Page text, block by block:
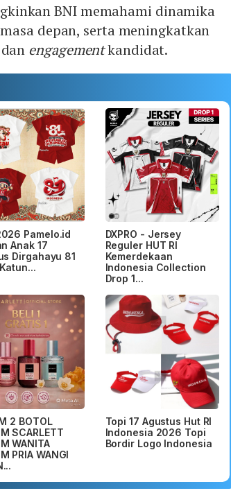
BNI memahami dinamika
depan, serta meningkatkan
engagementkandidat.
Pamelo.id
Anak 17
Dirgahayu 81
DXPRO - Jersey
Reguler HUT RI
Kemerdekaan
Indonesia Collection
Drop 1...
2 BOTOL
SCARLETT
WANITA
PRIA WANGI
Topi 17 Agustus Hut RI
Indonesia 2026 Topi
Bordir Logo Indonesia